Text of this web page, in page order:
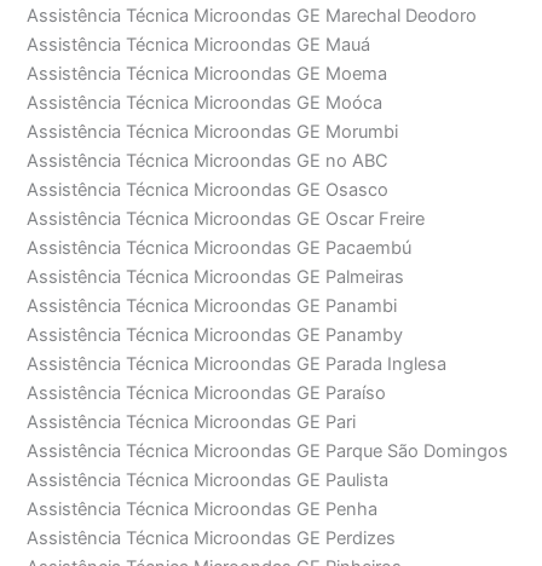
Assistência Técnica Microondas GE Marechal Deodoro
Assistência Técnica Microondas GE Mauá
Assistência Técnica Microondas GE Moema
Assistência Técnica Microondas GE Moóca
Assistência Técnica Microondas GE Morumbi
Assistência Técnica Microondas GE no ABC
Assistência Técnica Microondas GE Osasco
Assistência Técnica Microondas GE Oscar Freire
Assistência Técnica Microondas GE Pacaembú
Assistência Técnica Microondas GE Palmeiras
Assistência Técnica Microondas GE Panambi
Assistência Técnica Microondas GE Panamby
Assistência Técnica Microondas GE Parada Inglesa
Assistência Técnica Microondas GE Paraíso
Assistência Técnica Microondas GE Pari
Assistência Técnica Microondas GE Parque São Domingos
Assistência Técnica Microondas GE Paulista
Assistência Técnica Microondas GE Penha
Assistência Técnica Microondas GE Perdizes